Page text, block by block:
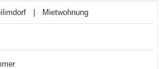
| Mietwohnung